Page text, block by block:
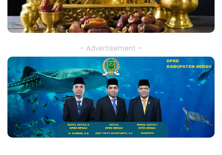
– Advertisement –